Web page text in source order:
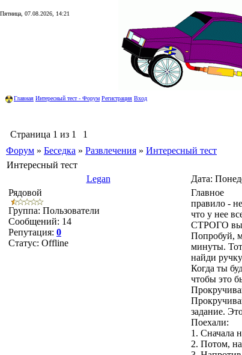
Пятница, 07.08.2026, 14:21
Главная Интересный тест - Форум Регистрация Вход
Страница 1 из 1
1
Форум » Беседка » Развлечения » Интересный тест
Интересный тест
Legan
Дата:
Рядовой
Группа: Пользователи
Сообщений: 14
Репутация: 0
Статус: Offline
Главное
правило -
что у нее
СТРОГО
Попробуй,
минуты.
найди
Когда ты
чтобы это
задание.
Поехали:
1. Сначала
2. Потом,